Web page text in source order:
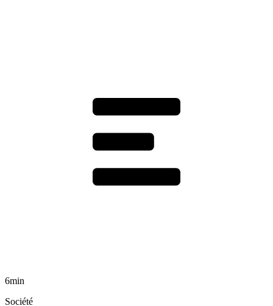
6min
Société